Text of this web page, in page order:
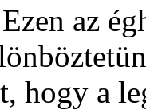
az
hogy a